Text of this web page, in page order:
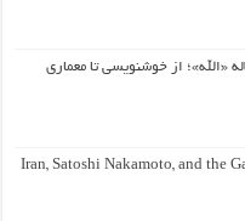
«الله»؛ از خوشنویسی تا معماری
Iran, Satoshi Nakamoto, and the